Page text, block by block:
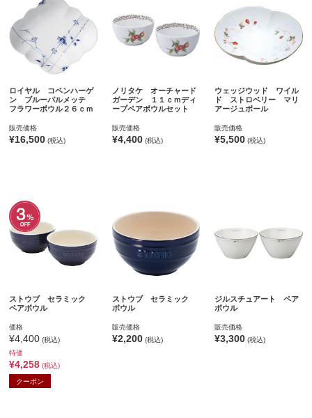
ロイヤル コペンハーゲ
ン ブルーパルメッテ
フラワーボウル２６ｃｍ
販売価格
¥16,500 (税込)
ノリタケ オーチャード
ガーデン １１ｃｍディ
ープペアボウルセット
販売価格
¥4,400(税込)
ウェッジウッド ワイル
ド ストロベリー マリ
アージュボール
販売価格
¥5,500 (税込)
ストウブ セラミック
ペアボウル
価格
¥4,400 (税込)
特価
¥4,258 (税込)
クーポン
ストウブ セラミック
ボウル
販売価格
¥2,200(税込)
ジルスチュアート ペア
ボウル
販売価格
¥3,300 (税込)